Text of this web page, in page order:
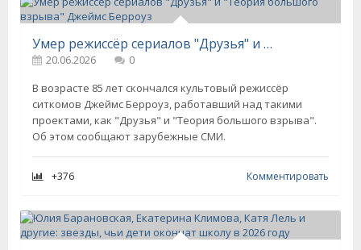
Умер режиссёр сериалов "Друзья" и "Теория большого взрыва" Джеймс Берроуз
20.06.2026
0
В возрасте 85 лет скончался культовый режиссёр
ситкомов Джеймс Берроуз, работавший над такими
проектами, как "Друзья" и "Теория большого взрыва".
Об этом сообщают зарубежные СМИ.
+376 Комментировать